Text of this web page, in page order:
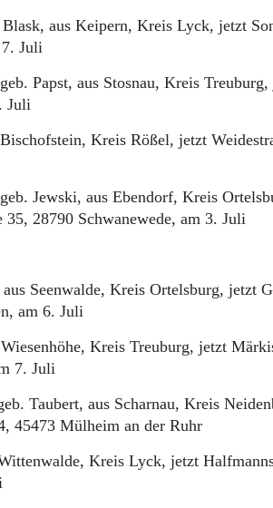
aus Keipern, Kreis Lyck, jetzt
Juli
Papst, aus Stosnau, Kreis
Juli
Kreis Rößel, jetzt
Jewski, aus Ebendorf, Kreis
35, 28790 Schwanewede, am 3. Juli
Seenwalde, Kreis Ortelsburg, jetzt
am 6. Juli
Kreis Treuburg, jetzt
7. Juli
Taubert, aus Scharnau, Kreis
45473 Mülheim an der Ruhr
Kreis Lyck, jetzt